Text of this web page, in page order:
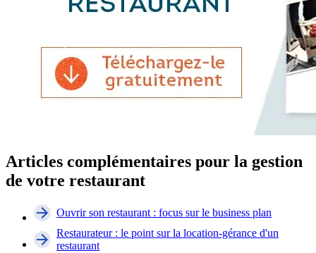
Articles complémentaires pour la gestion
de votre restaurant
Ouvrir son restaurant : focus sur le business plan
Restaurateur : le point sur la location-gérance d'un
restaurant